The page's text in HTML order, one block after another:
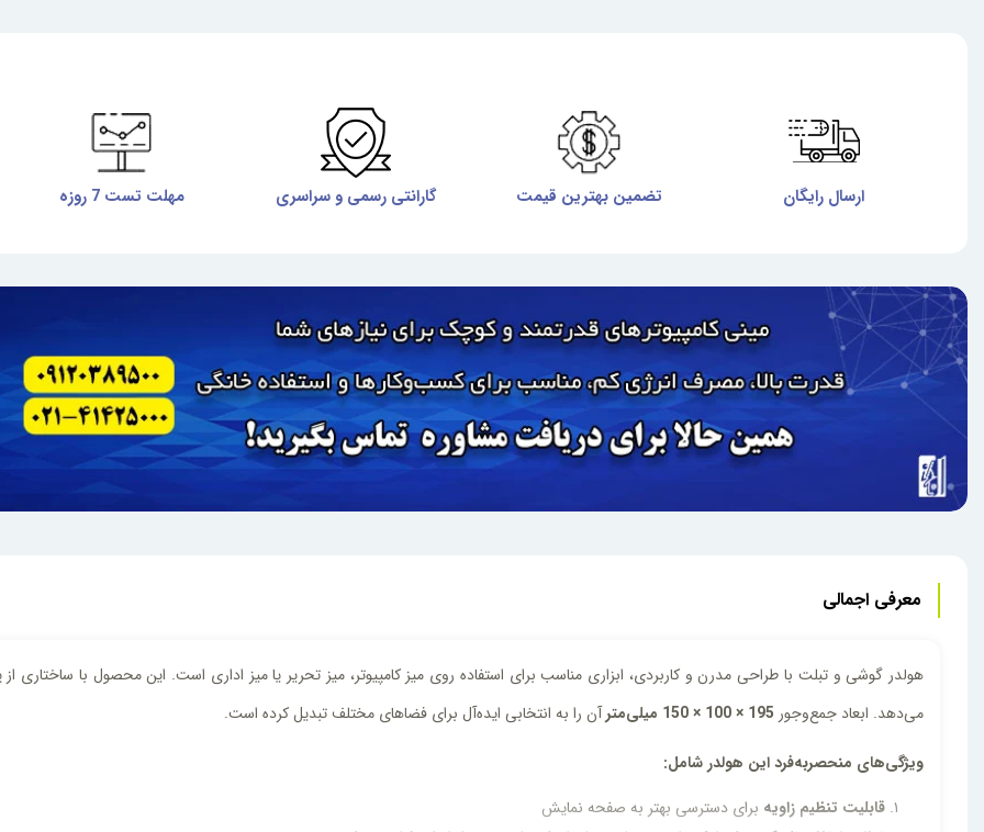
ارسال رایگان تضمین بهترین قیمت گارانتی رسمی و سراسری مهلت تست 7 روزه
معرفی اجمالی
هولدر گوشی و تبلت با طراحی مدرن و کاربردی، ابزاری مناسب برای استفاده روی میز کامپیوتر، میز تحریر یا میز اداری است. این محصول با ساختاری
می‌دهد. ابعاد جمع‌وجور 195 × 100 × 150 میلی‌متر آن را به انتخابی ایده‌آل برای فضاهای مختلف تبدیل کرده است.
ویژگی‌های منحصر‌به‌فرد این هولدر شامل:
قابلیت تنظیم زاویه برای دسترسی بهتر به صفحه نمایش